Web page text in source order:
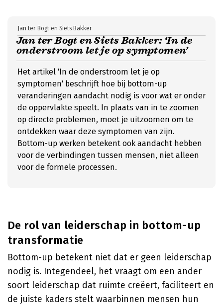
Jan ter Bogt en Siets Bakker: ‘In de
onderstroom let je op symptomen’
Jan ter Bogt en Siets Bakker
Het artikel 'In de onderstroom let je op
symptomen' beschrijft hoe bij bottom-up
veranderingen aandacht nodig is voor wat er onder
de oppervlakte speelt. In plaats van in te zoomen
op directe problemen, moet je uitzoomen om te
ontdekken waar deze symptomen van zijn.
Bottom-up werken betekent ook aandacht hebben
voor de verbindingen tussen mensen, niet alleen
voor de formele processen.
De rol van leiderschap in bottom-up
transformatie
Bottom-up betekent niet dat er geen leiderschap
nodig is. Integendeel, het vraagt om een ander
soort leiderschap dat ruimte creëert, faciliteert en
de juiste kaders stelt waarbinnen mensen hun